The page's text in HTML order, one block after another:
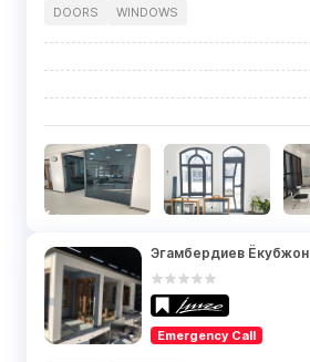
DOORS WINDOWS
Эгамбердиев Ёкубжон
Emergency Call